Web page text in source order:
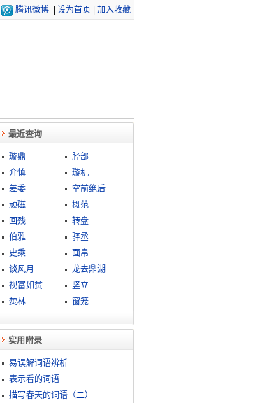
腾讯微博 设为首页 加入收藏
最近查询
璇鼎
胫部
介慎
璇机
差委
空前绝后
顽磁
概范
回残
转盘
伯雅
驿丞
史乘
面帛
谈风月
龙去鼎湖
视富如贫
竖立
焚林
窗笼
实用附录
易误解词语辨析
表示看的词语
描写春天的词语（二）